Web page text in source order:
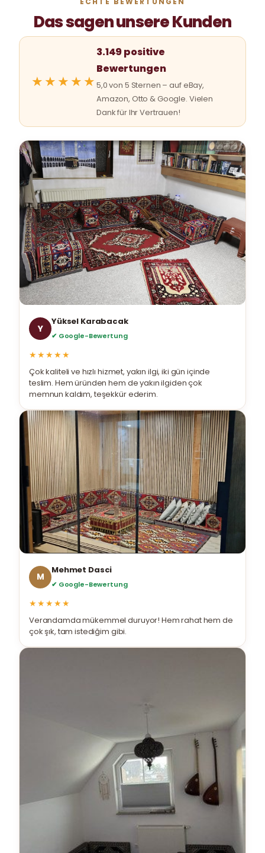
Das sagen unsere Kunden
★★★★★
3.149 positive
Bewertungen
5,0 von 5 Sternen – auf eBay,
Amazon, Otto & Google. Vielen
Dank für Ihr Vertrauen!
Y
Yüksel Karabacak
✔ Google-Bewertung
★★★★★
Çok kaliteli ve hızlı hizmet, yakın ilgi, iki gün içinde
teslim. Hem üründen hem de yakın ilgiden çok
memnun kaldım, teşekkür ederim.
M
Mehmet Dasci
✔ Google-Bewertung
★★★★★
Verandamda mükemmel duruyor! Hem rahat hem de
çok şık, tam istediğim gibi.